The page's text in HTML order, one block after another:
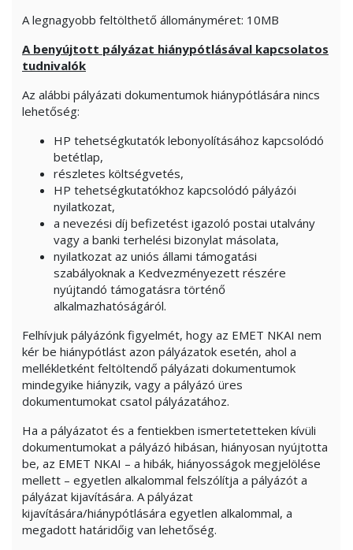
A legnagyobb feltölthető állományméret: 10MB
A benyújtott pályázat hiánypótlásával kapcsolatos
tudnivalók
Az alábbi pályázati dokumentumok hiánypótlására nincs
lehetőség:
HP tehetségkutatók lebonyolításához kapcsolódó
betétlap,
részletes költségvetés,
HP tehetségkutatókhoz kapcsolódó pályázói
nyilatkozat,
a nevezési díj befizetést igazoló postai utalvány
vagy a banki terhelési bizonylat másolata,
nyilatkozat az uniós állami támogatási
szabályoknak a Kedvezményezett részére
nyújtandó támogatásra történő
alkalmazhatóságáról.
Felhívjuk pályázónk figyelmét, hogy az EMET NKAI nem
kér be hiánypótlást azon pályázatok esetén, ahol a
mellékletként feltöltendő pályázati dokumentumok
mindegyike hiányzik, vagy a pályázó üres
dokumentumokat csatol pályázatához.
Ha a pályázatot és a fentiekben ismertetetteken kívüli
dokumentumokat a pályázó hibásan, hiányosan nyújtotta
be, az EMET NKAI – a hibák, hiányosságok megjelölése
mellett – egyetlen alkalommal felszólítja a pályázót a
pályázat kijavítására. A pályázat
kijavítására/hiánypótlására egyetlen alkalommal, a
megadott határidőig van lehetőség.